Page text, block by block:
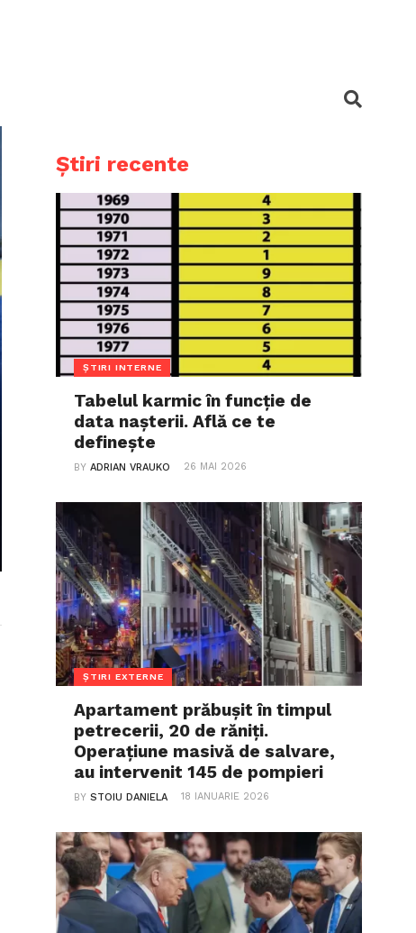
Știri recente
ȘTIRI INTERNE
Tabelul karmic în funcție de
data nașterii. Află ce te
definește
BYADRIAN VRAUKO 26 MAI 2026
ȘTIRI EXTERNE
Apartament prăbușit în timpul
petrecerii, 20 de răniți.
Operațiune masivă de salvare,
au intervenit 145 de pompieri
BYSTOIU DANIELA 18 IANUARIE 2026